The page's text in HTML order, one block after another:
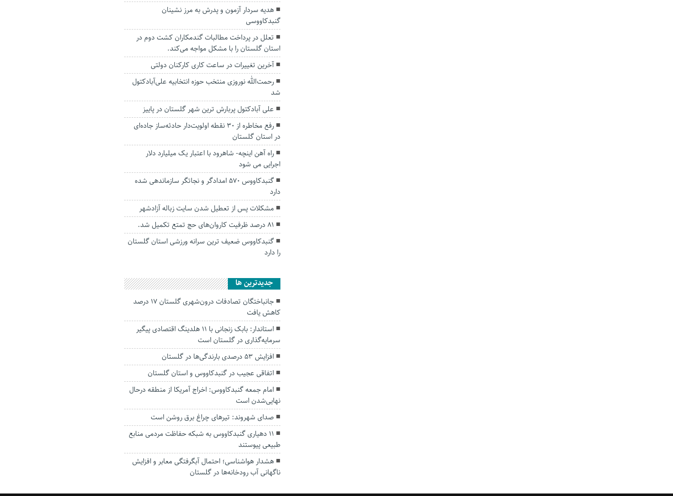
هدیه سردار آزمون و پدرش به مرز نشینان
گنبدکاووسی
تعلل در پرداخت مطالبات گندمکاران کشت دوم در
استان گلستان را با مشکل مواجه می‌کند.
آخرین تغییرات در ساعت کاری کارکنان دولتی
رحمت‌الله نوروزی منتخب حوزه انتخابیه علی‌آبادکتول
شد
علی آبادکتول پربارش ترین شهر گلستان در پاییز
رفع مخاطره از ۳۰ نقطه اولویت‌دار حادثه‌ساز جاده‌ای
در استان گلستان
راه آهن اینچه- شاهرود با اعتبار یک میلیارد دلار
اجرایی می شود
گنبدکاووس ۵۷۰ امدادگر و نجاتگر سازماندهی شده
دارد
مشکلات پس از تعطیل شدن سایت زباله آزادشهر
۸۱ درصد ظرفیت کاروان‌های حج تمتع تکمیل شد.
گنبدکاووس ضعیف ترین سرانه ورزشی استان گلستان
را دارد
جديدترين ها
جانباختگان تصادفات درون‌شهری گلستان ۱۷ درصد
کاهش یافت
استاندار: بابک زنجانی با ۱۱ هلدینگ اقتصادی پیگیر
سرمایه‌گذاری در گلستان است
افزایش ۵۳ درصدی بارندگی‌ها در گلستان
اتفاقی عجیب در‌ گنبدکاووس و استان گلستان
امام جمعه گنبدکاووس: اخراج آمریکا از منطقه درحال
نهایی‌شدن است
صدای شهروند: تیرهای چراغ برق روشن است
۱۱ دهیاری گنبدکاووس به شبکه حفاظت مردمی منابع
طبیعی پیوستند
هشدار هواشناسی؛ احتمال آبگرفتگی معابر و افزایش
ناگهانی آب رودخانه‌ها در گلستان